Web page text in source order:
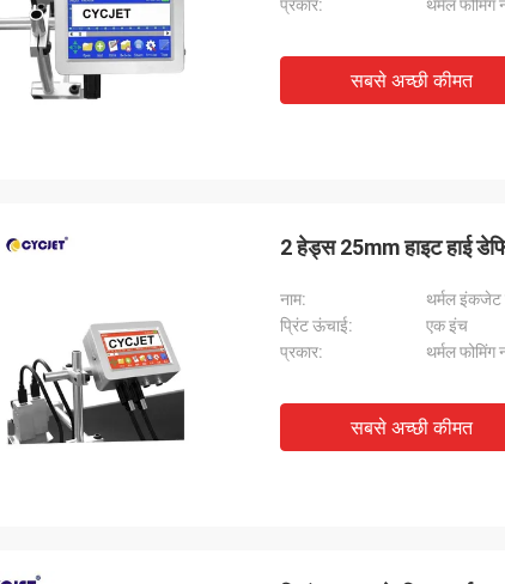
प्रकार:
थर्मल फोमिंग
सबसे अच्छी कीमत
2 हेड्स 25mm हाइट हाई
नाम:
थर्मल इंकजेट
प्रिंट ऊंचाई:
एक इंच
प्रकार:
थर्मल फोमिंग
सबसे अच्छी कीमत